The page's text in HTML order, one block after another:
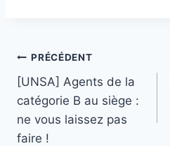
Navigation
de
l’article
PRÉCÉDENT
[UNSA] Agents de la
catégorie B au siège :
ne vous laissez pas
faire !